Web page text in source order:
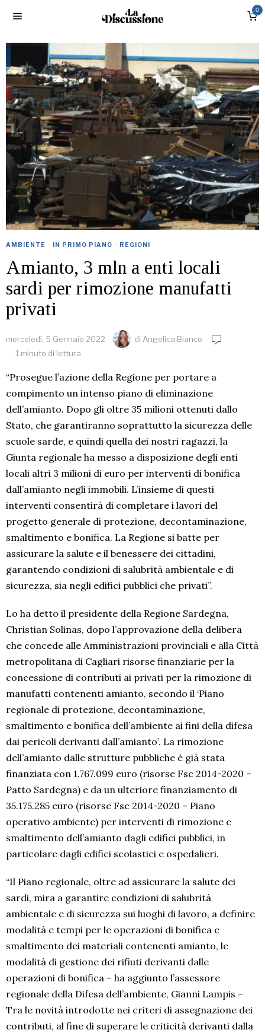
0
AMBIENTE · IN PRIMO PIANO · REGIONI
Amianto, 3 mln a enti locali
sardi per rimozione manufatti
privati
mercoledì, 5 Gennaio 2022 di Angelica Bianco
1 minuto di lettura
“Prosegue l’azione della Regione per portare a
compimento un intenso piano di eliminazione
dell’amianto. Dopo gli oltre 35 milioni ottenuti dallo
Stato, che garantiranno soprattutto la sicurezza delle
scuole sarde, e quindi quella dei nostri ragazzi, la
Giunta regionale ha messo a disposizione degli enti
locali altri 3 milioni di euro per interventi di bonifica
dall’amianto negli immobili. L’insieme di questi
interventi consentirà di completare i lavori del
progetto generale di protezione, decontaminazione,
smaltimento e bonifica. La Regione si batte per
assicurare la salute e il benessere dei cittadini,
garantendo condizioni di salubrità ambientale e di
sicurezza, sia negli edifici pubblici che privati”.
Lo ha detto il presidente della Regione Sardegna,
Christian Solinas, dopo l’approvazione della delibera
che concede alle Amministrazioni provinciali e alla Città
metropolitana di Cagliari risorse finanziarie per la
concessione di contributi ai privati per la rimozione di
manufatti contenenti amianto, secondo il ‘Piano
regionale di protezione, decontaminazione,
smaltimento e bonifica dell’ambiente ai fini della difesa
dai pericoli derivanti dall’amianto’. La rimozione
dell’amianto dalle strutture pubbliche è già stata
finanziata con 1.767.099 euro (risorse Fsc 2014-2020 –
Patto Sardegna) e da un ulteriore finanziamento di
35.175.285 euro (risorse Fsc 2014-2020 – Piano
operativo ambiente) per interventi di rimozione e
smaltimento dell’amianto dagli edifici pubblici, in
particolare dagli edifici scolastici e ospedalieri.
“Il Piano regionale, oltre ad assicurare la salute dei
sardi, mira a garantire condizioni di salubrità
ambientale e di sicurezza sui luoghi di lavoro, a definire
modalità e tempi per le operazioni di bonifica e
smaltimento dei materiali contenenti amianto, le
modalità di gestione dei rifiuti derivanti dalle
operazioni di bonifica – ha aggiunto l’assessore
regionale della Difesa dell’ambiente, Gianni Lampis –
Tra le novità introdotte nei criteri di assegnazione dei
contributi, al fine di superare le criticità derivanti dalla